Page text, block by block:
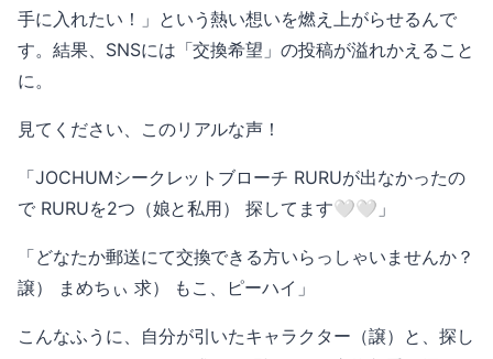
手に入れたい！」という熱い想いを燃え上がらせるんで
す。結果、SNSには「交換希望」の投稿が溢れかえること
に。
見てください、このリアルな声！
「JOCHUMシークレットブローチ RURUが出なかったの
で RURUを2つ（娘と私用） 探してます🤍🤍」
「どなたか郵送にて交換できる方いらっしゃいませんか？
譲） まめちぃ 求） もこ、ピーハイ」
こんなふうに、自分が引いたキャラクター（譲）と、探し